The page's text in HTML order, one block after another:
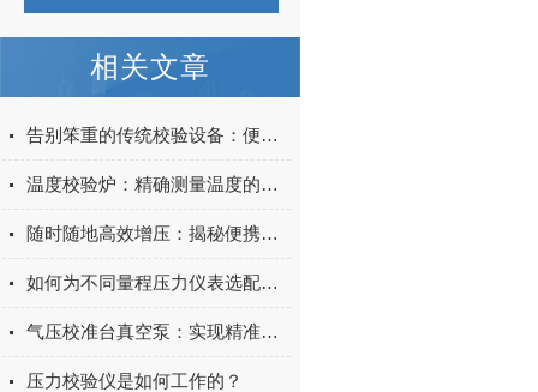
相关文章
告别笨重的传统校验设备：便携式压力泵如何实现现场压力仪表快速精准校准？
温度校验炉：精确测量温度的设备
随时随地高效增压：揭秘便携式压力泵的多功能便携魅力
如何为不同量程压力仪表选配匹配的气压校准台真空泵
气压校准台真空泵：实现精准气压控制，推动科研与工业检测的高效发展
压力校验仪是如何工作的？